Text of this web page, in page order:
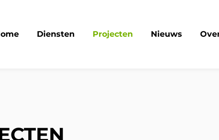
Diensten Projecten Nieuws